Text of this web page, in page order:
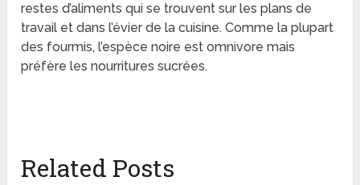
restes d’aliments qui se trouvent sur les plans de
travail et dans l’évier de la cuisine. Comme la plupart
des fourmis, l’espèce noire est omnivore mais
préfère les nourritures sucrées.
Related Posts